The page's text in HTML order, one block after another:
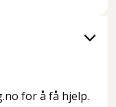
for å få hjelp.